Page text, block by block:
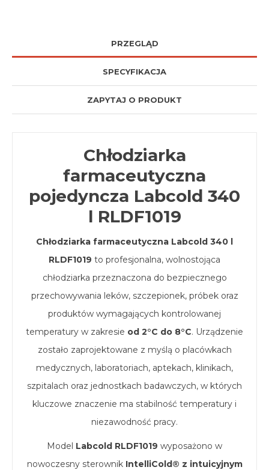
PRZEGLĄD
SPECYFIKACJA
ZAPYTAJ O PRODUKT
Chłodziarka
farmaceutyczna
pojedyncza Labcold 340
l RLDF1019
Chłodziarka farmaceutyczna Labcold 340 l
RLDF1019 to profesjonalna, wolnostojąca
chłodziarka przeznaczona do bezpiecznego
przechowywania leków, szczepionek, próbek oraz
produktów wymagających kontrolowanej
temperatury w zakresie od 2°C do 8°C. Urządzenie
zostało zaprojektowane z myślą o placówkach
medycznych, laboratoriach, aptekach, klinikach,
szpitalach oraz jednostkach badawczych, w których
kluczowe znaczenie ma stabilność temperatury i
niezawodność pracy.
Model Labcold RLDF1019 wyposażono w
nowoczesny sterownik IntelliCold® z intuicyjnym